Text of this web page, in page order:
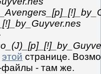
этой странице.
файлы - там же.